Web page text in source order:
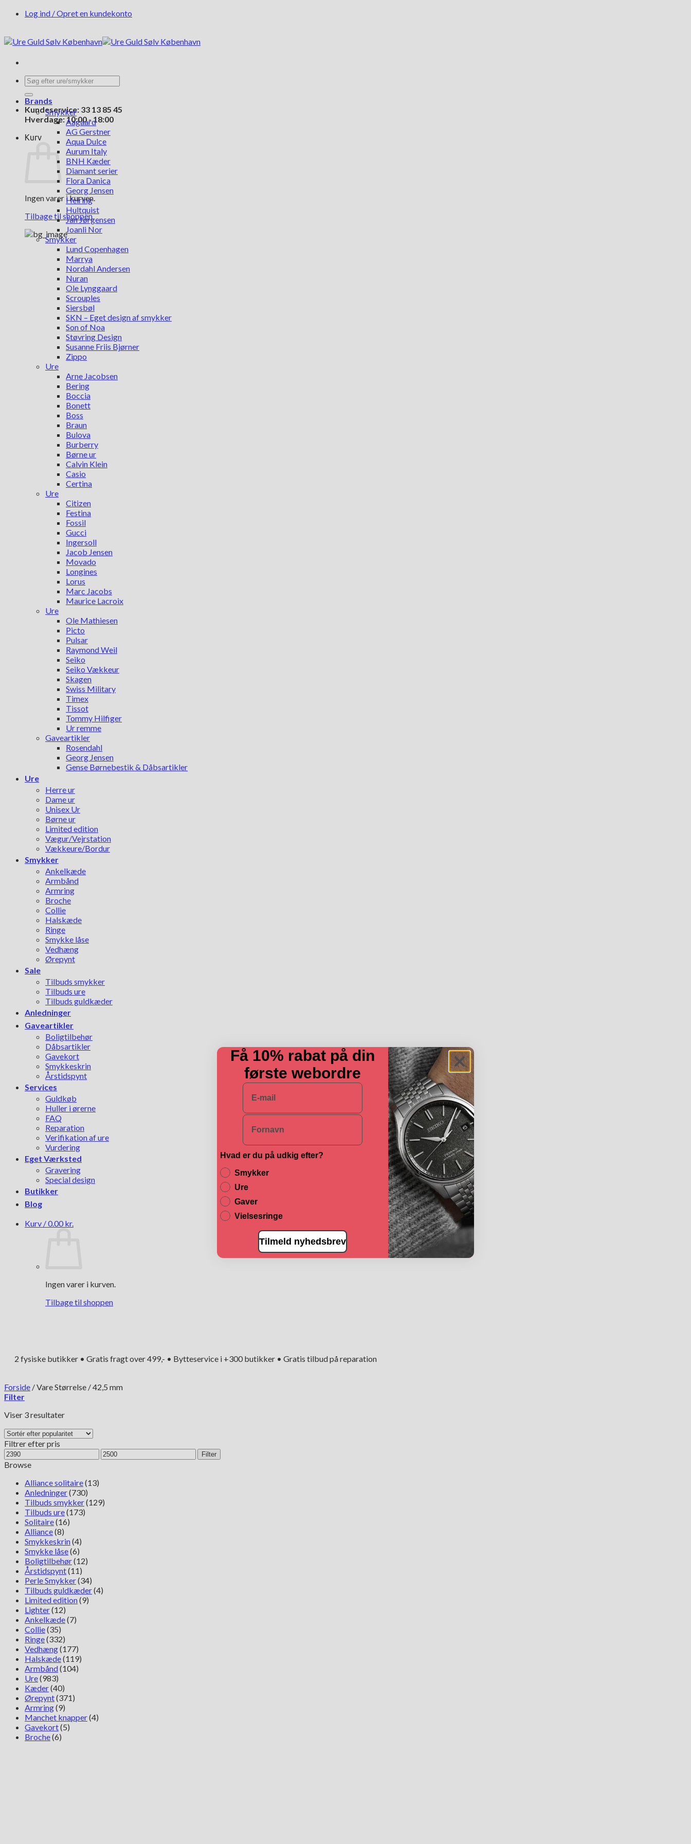
FortsætLog ind / Opret en kundekonto
Søg
efter:
Kundeservice: 33 13 85 45
Hverdage: 10:00 - 18:00
Kurv
Ingen varer i kurven.
Tilbage til shoppen
Brands
Smykker
Aagaard
AG Gerstner
Aqua Dulce
Aurum Italy
BNH Kæder
Diamant serier
Flora Danica
Georg Jensen
Heiring
Hultquist
Jan Jørgensen
Joanli Nor
Smykker
Lund Copenhagen
Marrya
Nordahl Andersen
Nuran
Ole Lynggaard
Scrouples
Siersbøl
SKN – Eget design af smykker
Son of Noa
Støvring Design
Susanne Friis Bjørner
Zippo
Ure
Arne Jacobsen
Bering
Boccia
Bonett
Boss
Braun
Bulova
Burberry
Børne ur
Calvin Klein
Casio
Certina
Ure
Citizen
Festina
Fossil
Gucci
Ingersoll
Jacob Jensen
Movado
Longines
Lorus
Marc Jacobs
Maurice Lacroix
Ure
Ole Mathiesen
Picto
Pulsar
Raymond Weil
Seiko
Seiko Vækkeur
Skagen
Swiss Military
Timex
Tissot
Tommy Hilfiger
Ur remme
Gaveartikler
Rosendahl
Georg Jensen
Gense Børnebestik & Dåbsartikler
Ure
Herre ur
Dame ur
Unisex Ur
Børne ur
Limited edition
Vægur/Vejrstation
Vækkeure/Bordur
Smykker
Ankelkæde
Armbånd
Armring
Broche
Collie
Halskæde
Ringe
Smykke låse
Vedhæng
Ørepynt
Sale
Tilbuds smykker
Tilbuds ure
Tilbuds guldkæder
Anledninger
Gaveartikler
Boligtilbehør
Dåbsartikler
Gavekort
Smykkeskrin
Årstidspynt
Services
Guldkøb
Huller i ørerne
FAQ
Reparation
Verifikation af ure
Vurdering
Eget Værksted
Gravering
Special design
Butikker
Blog
Kurv /0.00 kr.
Ingen varer i kurven.
Tilbage til shoppen
2 fysiske butikker • Gratis fragt over 499,- • Bytteservice i +300 butikker • Gratis tilbud på reparation
Forside /Vare Størrelse /42,5 mm
Filter
Viser 3 resultaterSorteret
popularitet
Filtrer efter pris
Mindste
pris
Højeste
pris
Filter
Browse
Alliance solitaire(13)
Anledninger(730)
Tilbuds smykker(129)
Tilbuds ure(173)
Solitaire(16)
Alliance(8)
Smykkeskrin(4)
Smykke låse(6)
Boligtilbehør(12)
Årstidspynt(11)
Perle Smykker(34)
Tilbuds guldkæder(4)
Limited edition(9)
Lighter(12)
Ankelkæde(7)
Collie(35)
Ringe(332)
Vedhæng(177)
Halskæde(119)
Armbånd(104)
Ure(983)
Kæder(40)
Ørepynt(371)
Armring(9)
Manchet knapper(4)
Gavekort(5)
Broche(6)
Få 10% rabat på din
første webordre
E-mail
Navn
Hvad er du på udkig efter?
Smykker
Ure
Gaver
Vielsesringe
Tilmeld nyhedsbrev